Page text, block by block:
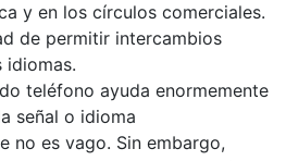
y en los círculos comerciales.
de permitir intercambios
idiomas.
teléfono ayuda enormemente
señal o idioma
no es vago. Sin embargo,